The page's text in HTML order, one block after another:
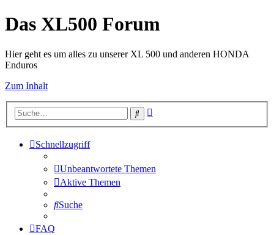
Das XL500 Forum
Hier geht es um alles zu unserer XL 500 und anderen HONDA
Enduros
Zum Inhalt
Suche
Schnellzugriff
Unbeantwortete Themen
Aktive Themen
Suche
FAQ